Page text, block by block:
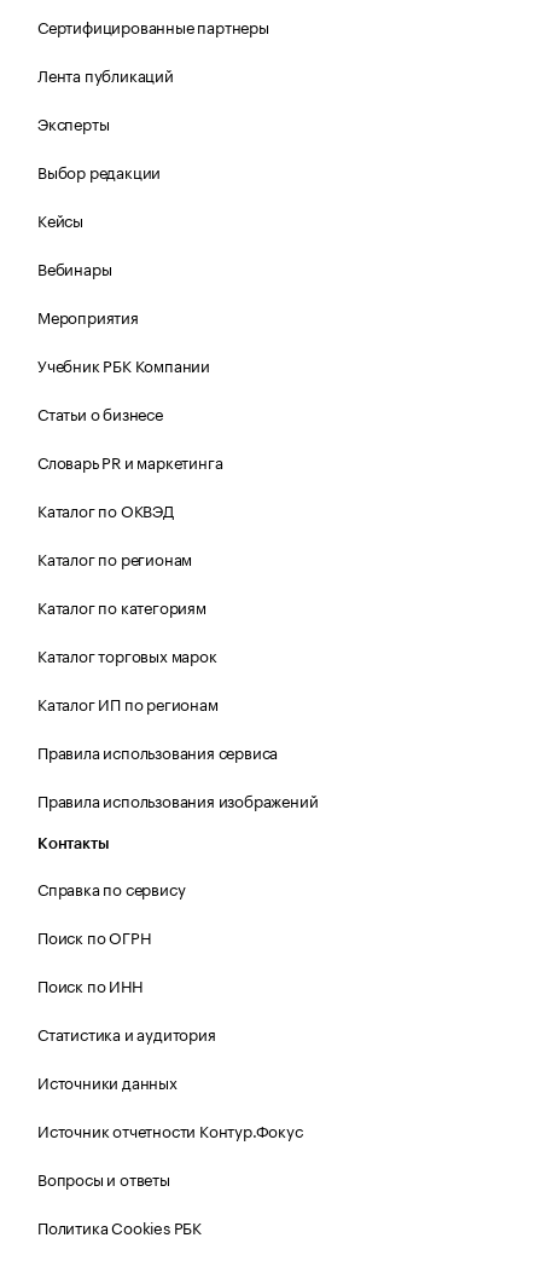
Сертифицированные партнеры
Лента публикаций
Эксперты
Выбор редакции
Кейсы
Вебинары
Мероприятия
Учебник РБК Компании
Статьи о бизнесе
Словарь PR и маркетинга
Каталог по ОКВЭД
Каталог по регионам
Каталог по категориям
Каталог торговых марок
Каталог ИП по регионам
Правила использования сервиса
Правила использования изображений
Контакты
Справка по сервису
Поиск по ОГРН
Поиск по ИНН
Статистика и аудитория
Источники данных
Источник отчетности Контур.Фокус
Вопросы и ответы
Политика Cookies РБК